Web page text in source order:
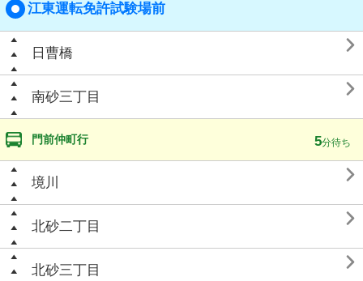
江東運転免許試験場前
日曹橋 
南砂三丁目 
門前仲町行 5分待ち
境川 
北砂二丁目 
北砂三丁目 